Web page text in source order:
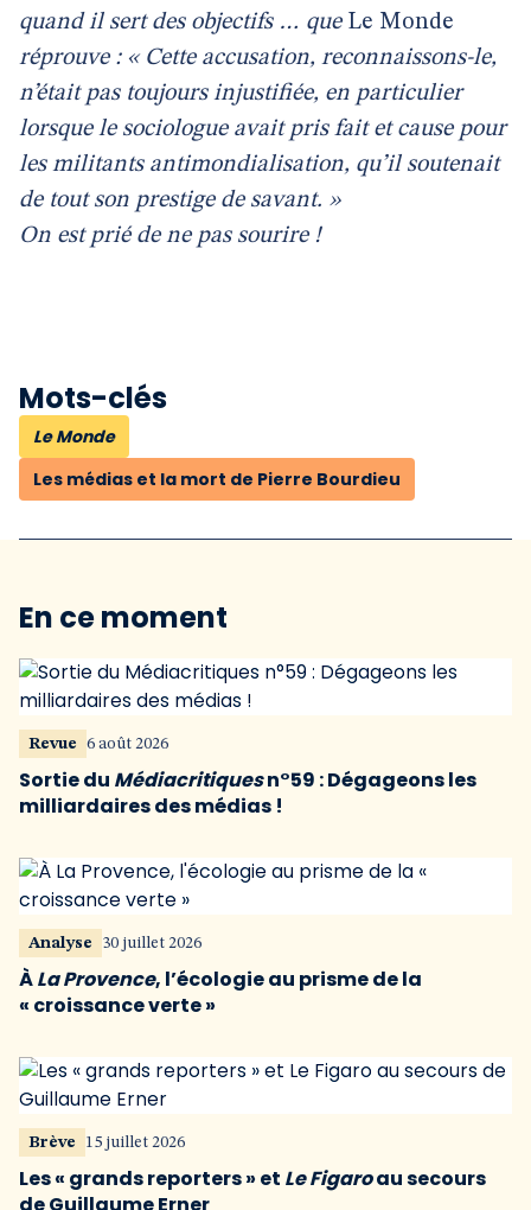
quand il sert des objectifs … que Le Monde
réprouve : « Cette accusation, reconnaissons-le,
n’était pas toujours injustifiée, en particulier
lorsque le sociologue avait pris fait et cause pour
les militants antimondialisation, qu’il soutenait
de tout son prestige de savant. »
On est prié de ne pas sourire !
Mots-clés
Le Monde
Les médias et la mort de Pierre Bourdieu
En ce moment
Revue 6 août 2026
Sortie du Médiacritiquesn°59 : Dégageons les
milliardaires des médias !
Analyse 30 juillet 2026
ÀLa Provence, l’écologie au prisme de la
« croissance verte »
Brève 15 juillet 2026
Les « grands reporters » et Le Figaroau secours